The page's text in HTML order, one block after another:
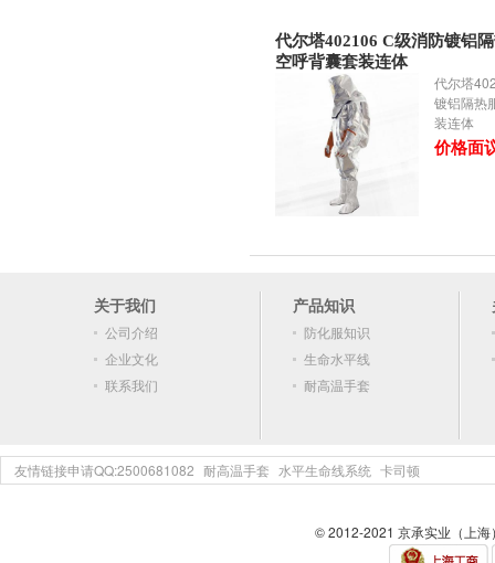
代尔塔402106 C级消防镀铝
空呼背囊套装连体
代尔塔
镀铝隔热
装连体
价格面
关于我们
公司介绍
企业文化
联系我们
产品知识
防化服知识
生命水平线
耐高温手套
友情链接申请QQ:2500681082 耐高温手套 水平生命线系统 卡司顿
© 2012-2021 京承实业（上